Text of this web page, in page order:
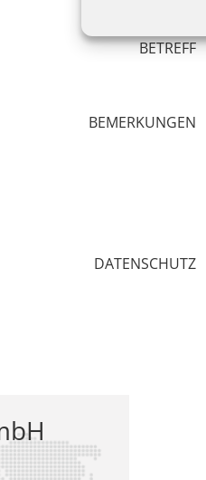
BETREFF
BEMERKUNGEN
DATENSCHUTZ